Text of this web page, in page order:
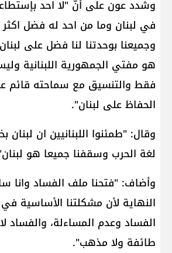
وشدد عون على أنّ "لا احد
في لبنان وما من احد له فضل
وجميعنا بوحدتنا لنا فضل على
هو مفتي الجمهورية اللبنانية
فقط والتنسيق مع سماحته
الحفاظ على لبنان".
وقال: "طمئنوا اللبنانيين ان لبنان
لغة الحرب وسقفنا جميعا هو
وأضاف: "فتحنا ملف الفساد وانا
النهاية لأن مشكلتنا الأساسية
الفساد وعدم المساءلة، والفساد
طائفة ولا مذهب".